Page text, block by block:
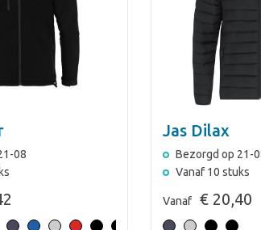
08
Jas Dilax
Bezorgd op 21-
Vanaf 10 stuks
Vanaf € 20,40